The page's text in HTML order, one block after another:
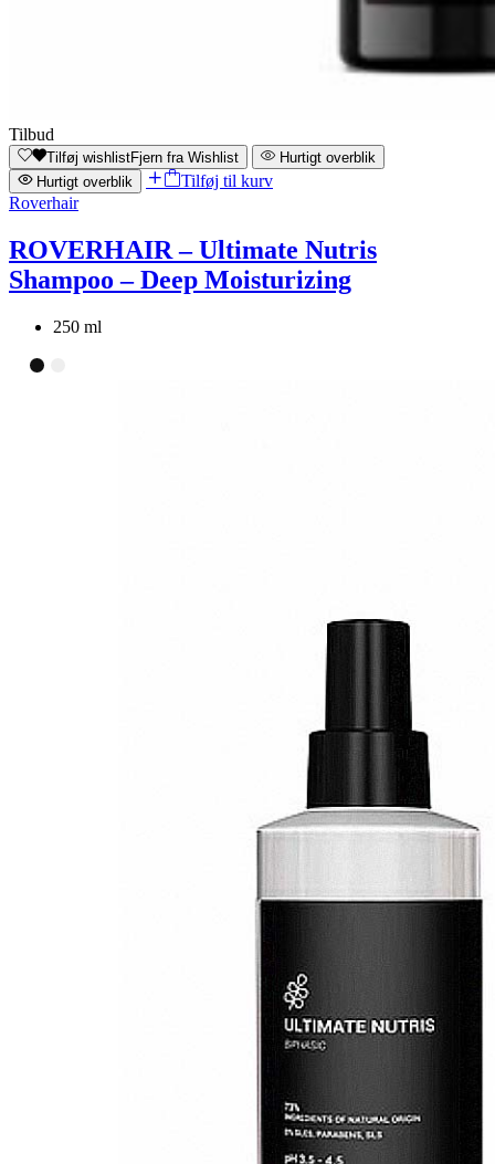
Tilbud
Tilføj wishlistFjern fra Wishlist
Hurtigt overblik
Hurtigt overblik
Tilføj til kurv
Roverhair
ROVERHAIR – Ultimate Nutris
Shampoo – Deep Moisturizing
250 ml